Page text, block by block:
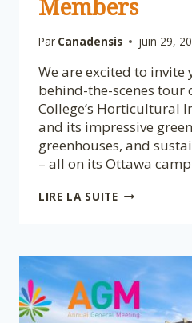
Par Canadensis juin 29,
We are excited to invite
behind-the-scenes tour
College’s Horticultural
and its impressive
greenhouses, and
– all on its Ottawa
LIRE LA SUITEEXPLORE
WITH
FREE
TOUR
FOR
CBGS